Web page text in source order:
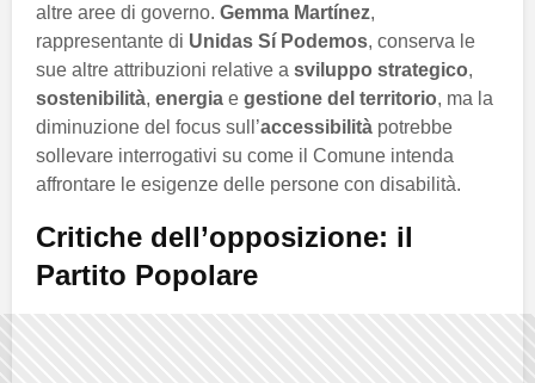
altre aree di governo. Gemma Martínez,
rappresentante di Unidas Sí Podemos, conserva le
sue altre attribuzioni relative a sviluppo strategico,
sostenibilità, energia e gestione del territorio, ma la
diminuzione del focus sull’accessibilità potrebbe
sollevare interrogativi su come il Comune intenda
affrontare le esigenze delle persone con disabilità.
Critiche dell’opposizione: il
Partito Popolare